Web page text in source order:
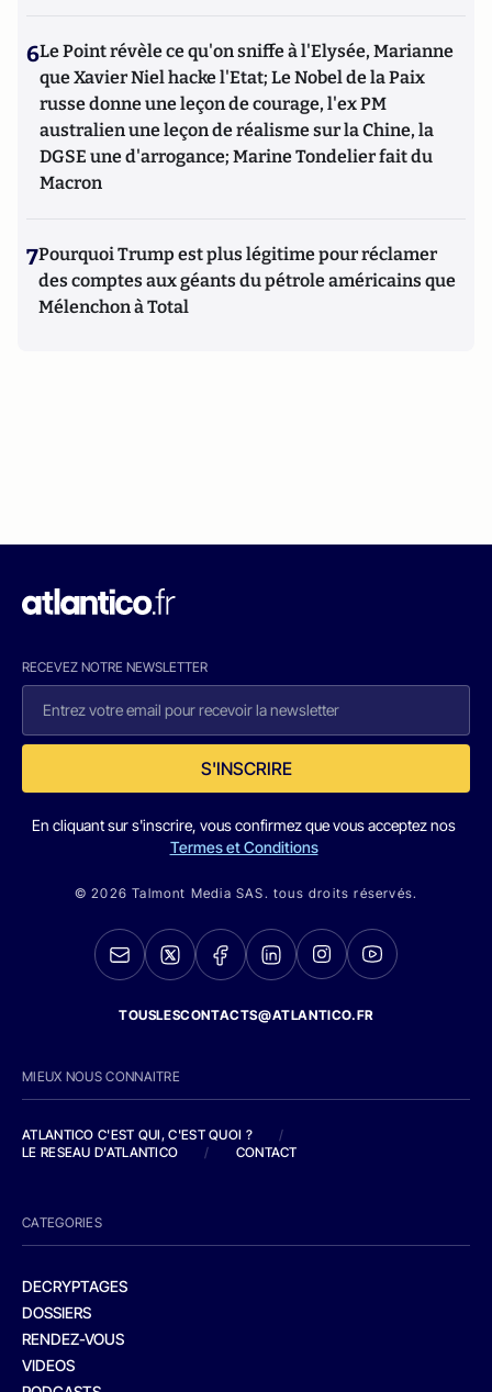
6Le Point révèle ce qu'on sniffe à l'Elysée, Marianne
que Xavier Niel hacke l'Etat; Le Nobel de la Paix
russe donne une leçon de courage, l'ex PM
australien une leçon de réalisme sur la Chine, la
DGSE une d'arrogance; Marine Tondelier fait du
Macron
7Pourquoi Trump est plus légitime pour réclamer
des comptes aux géants du pétrole américains que
Mélenchon à Total
RECEVEZ NOTRE NEWSLETTER
S'INSCRIRE
En cliquant sur s'inscrire, vous confirmez que vous acceptez nos
Termes et Conditions
© 2026 Talmont Media SAS. tous droits réservés.
TOUSLESCONTACTS@ATLANTICO.FR
MIEUX NOUS CONNAITRE
ATLANTICO C'EST QUI, C'EST QUOI ?
/
LE RESEAU D'ATLANTICO
/ CONTACT
CATEGORIES
DECRYPTAGES
DOSSIERS
RENDEZ-VOUS
VIDEOS